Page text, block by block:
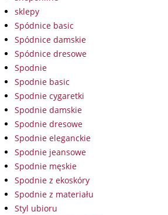
sklepy
Spódnice basic
Spódnice damskie
Spódnice dresowe
Spodnie
Spodnie basic
Spodnie cygaretki
Spodnie damskie
Spodnie dresowe
Spodnie eleganckie
Spodnie jeansowe
Spodnie męskie
Spodnie z ekoskóry
Spodnie z materiału
Styl ubioru